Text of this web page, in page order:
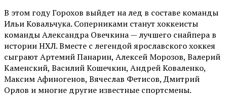
В этом году Горохов выйдет на лед в составе команды
Ильи Ковальчука. Соперниками станут хоккеисты
команды Александра Овечкина — лучшего снайпера в
истории НХЛ. Вместе с легендой ярославского хоккея
сыграют Артемий Панарин, Алексей Морозов, Валерий
Каменский, Василий Кошечкин, Андрей Коваленко,
Максим Афиногенов, Вячеслав Фетисов, Дмитрий
Орлов и многие другие известные спортсмены.